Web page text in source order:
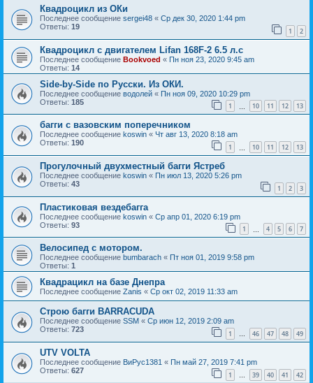
Квадроцикл из ОКи
Последнее сообщение sergei48 « Ср дек 30, 2020 1:44 pm
Ответы: 19 1 2
Квадроцикл с двигателем Lifan 168F-2 6.5 л.с
Последнее сообщение Bookvoed « Пн ноя 23, 2020 9:45 am
Ответы: 14
Side-by-Side по Русски. Из ОКИ.
Последнее сообщение водолей « Пн ноя 09, 2020 10:29 pm
Ответы: 185 1 10 11 12 13
багги с вазовским поперечником
Последнее сообщение koswin « Чт авг 13, 2020 8:18 am
Ответы: 190 1 10 11 12 13
Прогулочный двухместный багги Ястреб
Последнее сообщение koswin « Пн июл 13, 2020 5:26 pm
Ответы: 43 1 2 3
Пластиковая вездебагга
Последнее сообщение koswin « Ср апр 01, 2020 6:19 pm
Ответы: 93 1 4 5 6 7
Велосипед с мотором.
Последнее сообщение bumbarach « Пт ноя 01, 2019 9:58 pm
Ответы: 1
Квадрацикл на базе Днепра
Последнее сообщение Zanis « Ср окт 02, 2019 11:33 am
Строю багги BARRАСUDА
Последнее сообщение SSM « Ср июн 12, 2019 2:09 am
Ответы: 723 1 … 46 47 48 49
UTV VOLTA
Последнее сообщение ВиРус1381 « Пн май 27, 2019 7:41 pm
Ответы: 627 1 … 39 40 41 42